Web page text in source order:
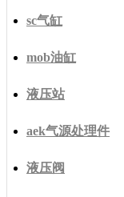
sc气缸
mob油缸
液压站
aek气源处理件
液压阀